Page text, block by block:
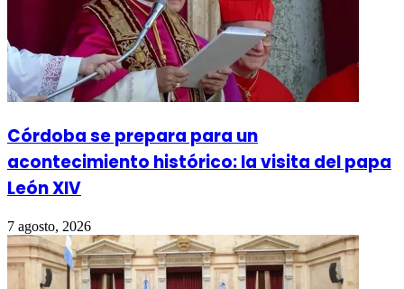
Córdoba se prepara para un
acontecimiento histórico: la visita del papa
León XIV
7 agosto, 2026